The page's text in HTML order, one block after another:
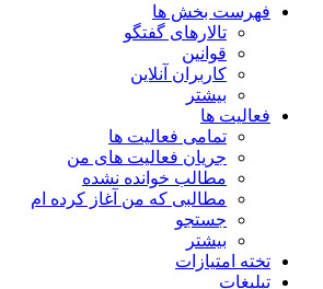
فهرست بخش ها
تالارهای گفتگو
قوانین
کاربران آنلاین
بیشتر
فعالیت ها
تمامی فعالیت ها
جریان فعالیت های من
مطالب خوانده نشده
مطالبی که من آغاز کرده ام
جستجو
بیشتر
تخته امتیازات
تبلیغات